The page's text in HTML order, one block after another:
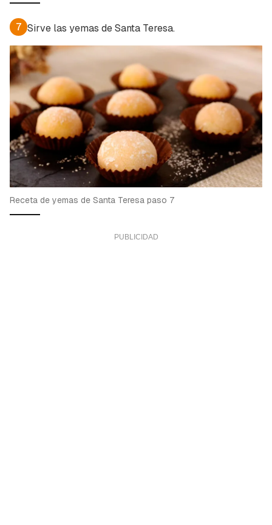
7 Sirve las yemas de Santa Teresa.
Receta de yemas de Santa Teresa paso 7